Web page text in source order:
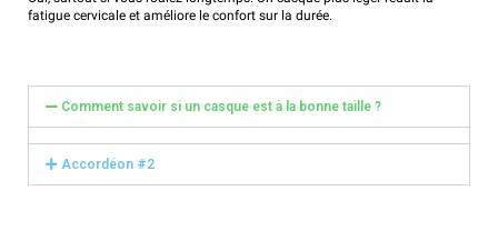
fatigue cervicale et améliore le confort sur la durée.
Comment savoir si un casque est à la bonne taille ?
Accordéon #2